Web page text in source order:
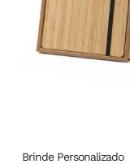
Brinde Personalizado